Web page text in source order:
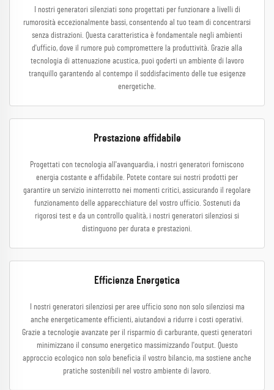
I nostri generatori silenziati sono progettati per funzionare a livelli di
rumorosità eccezionalmente bassi, consentendo al tuo team di concentrarsi
senza distrazioni. Questa caratteristica è fondamentale negli ambienti
d'ufficio, dove il rumore può compromettere la produttività. Grazie alla
tecnologia di attenuazione acustica, puoi goderti un ambiente di lavoro
tranquillo garantendo al contempo il soddisfacimento delle tue esigenze
energetiche.
Prestazione affidabile
Progettati con tecnologia all'avanguardia, i nostri generatori forniscono
energia costante e affidabile. Potete contare sui nostri prodotti per
garantire un servizio ininterrotto nei momenti critici, assicurando il regolare
funzionamento delle apparecchiature del vostro ufficio. Sostenuti da
rigorosi test e da un controllo qualità, i nostri generatori silenziosi si
distinguono per durata e prestazioni.
Efficienza Energetica
I nostri generatori silenziosi per aree ufficio sono non solo silenziosi ma
anche energeticamente efficienti, aiutandovi a ridurre i costi operativi.
Grazie a tecnologie avanzate per il risparmio di carburante, questi generatori
minimizzano il consumo energetico massimizzando l'output. Questo
approccio ecologico non solo beneficia il vostro bilancio, ma sostiene anche
pratiche sostenibili nel vostro ambiente di lavoro.